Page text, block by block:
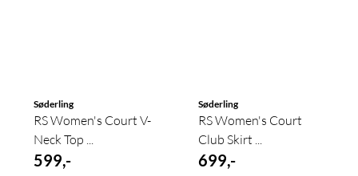
Søderling
RS Women's Court V-
Neck Top ...
599,-
Søderling
RS Women's Court
Club Skirt ...
699,-